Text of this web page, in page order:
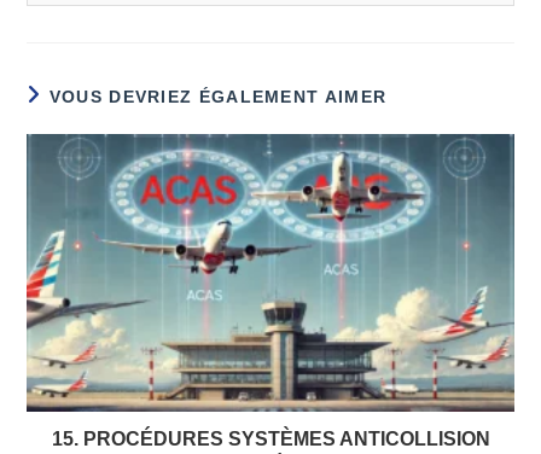
VOUS DEVRIEZ ÉGALEMENT AIMER
15. PROCÉDURES SYSTÈMES ANTICOLLISION